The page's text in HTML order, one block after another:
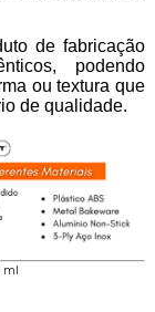
de fabricação
podendo
ou textura que
de qualidade.
ml